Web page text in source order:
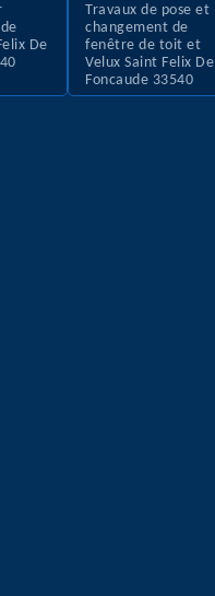
De
Travaux de pose et
changement de
fenêtre de toit et
Velux Saint Felix De
Foncaude 33540